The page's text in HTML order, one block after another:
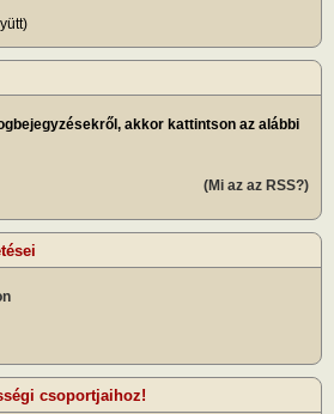
akkor kattintson az alábbi
(Mi az az RSS?)
csoportjaihoz!